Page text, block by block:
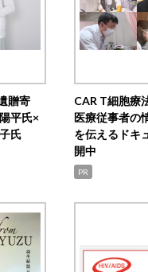
贈寄
平氏×
氏
CAR T細胞療
医療従事者の
を伝えるドキ
開中
PR